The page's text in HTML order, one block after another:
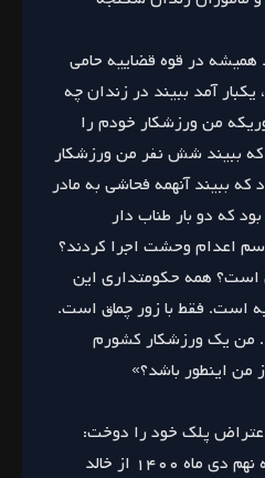
در قوه قضاییه حامی
آمد ببیند در زندان چه
من ورزشکار خودم را
ببیند شش نفر من ورزشکار
که ببیند آنهمه فحاشی به مادر
که دو بار طناب دار
اعدام وحشت اجرا کردند؟
است؟ همه حکومتداری این
است. فقط با زور چماق است.
من یک ورزشکار کشورم
من اینطور باشد؟»
اعتراض پلک خود را دوخت:
بر اساس یک فایل صوتی که نهم دی ماه ۱۴۰۰ از خالد